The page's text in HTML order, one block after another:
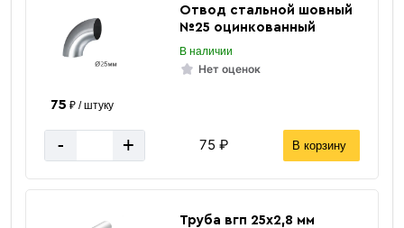
Отвод стальной шовный
№25 оцинкованный
В наличии
Нет оценок
75 ₽ / штуку
- + 75 ₽ В корзину
Труба вгп 25х2,8 мм